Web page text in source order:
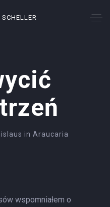
in Araucaria
wspomniałem o